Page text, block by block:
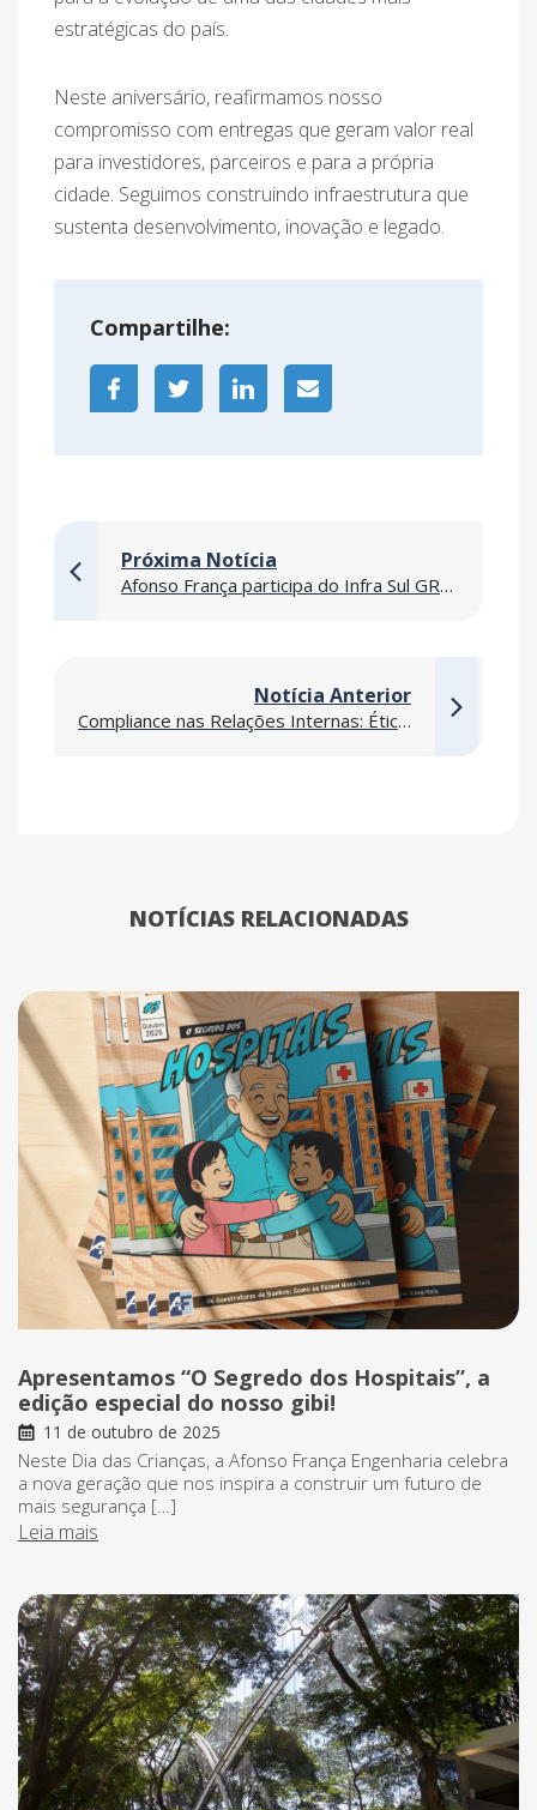
estratégicas do país.
Neste aniversário, reafirmamos nosso
compromisso com entregas que geram valor real
para investidores, parceiros e para a própria
cidade. Seguimos construindo infraestrutura que
sustenta desenvolvimento, inovação e legado.
Compartilhe:
Próxima Notícia
Afonso França participa do Infra Sul GRI 2026 e debate o futuro dos Data Centers no Rio Grande do Sul
Notícia Anterior
Compliance nas Relações Internas: Ética como pilar de governança e desempenho organizacional
NOTÍCIAS RELACIONADAS
Apresentamos “O Segredo dos Hospitais”, a
edição especial do nosso gibi!
11 de outubro de 2025
Neste Dia das Crianças, a Afonso França Engenharia celebra
a nova geração que nos inspira a construir um futuro de
mais segurança […]
Leia mais